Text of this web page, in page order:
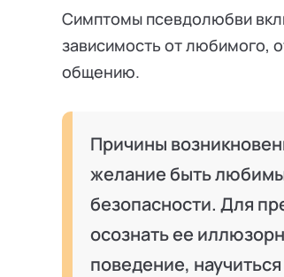
Симптомы псевдолюбви
зависимость от любимого,
общению.
Причины
желание быть
безопасности. Для
осознать ее
поведение,